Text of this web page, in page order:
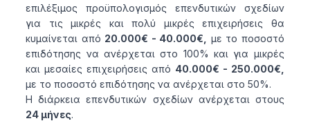
επιλέξιμος προϋπολογισμός επενδυτικών σχεδίων
για τις μικρές και πολύ μικρές επιχειρήσεις θα
κυμαίνεται από 20.000€ - 40.000€,
με το ποσοστό
επιδότησης να ανέρχεται στο 100% και για μικρές
και μεσαίες επιχειρήσεις από 40.000€ - 250.000€,
με το ποσοστό επιδότησης να ανέρχεται στο 50%.
Η διάρκεια επενδυτικών σχεδίων ανέρχεται στους
24 μήνες.